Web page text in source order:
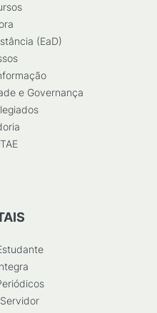
(EaD)
e Governança